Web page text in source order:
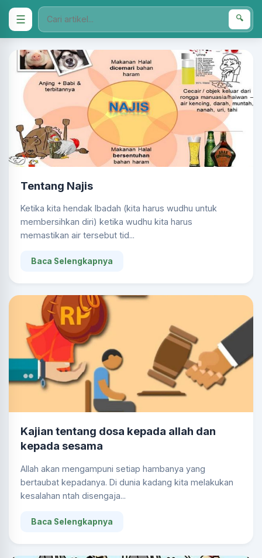
☰ 🔍
Tentang Najis
Ketika kita hendak Ibadah (kita harus wudhu untuk
membersihkan diri) ketika wudhu kita harus
memastikan air tersebut tid...
Baca Selengkapnya
Kajian tentang dosa kepada allah dan
kepada sesama
Allah akan mengampuni setiap hambanya yang
bertaubat kepadanya. Di dunia kadang kita melakukan
kesalahan ntah disengaja...
Baca Selengkapnya